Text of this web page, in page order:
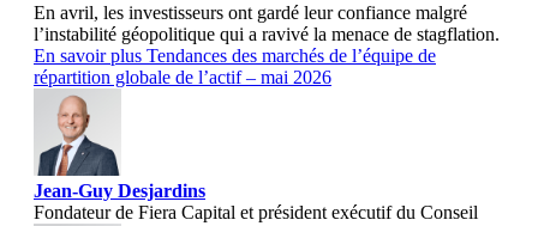
En avril, les investisseurs ont gardé leur confiance malgré
l’instabilité géopolitique qui a ravivé la menace de stagflation.
En savoir plus Tendances des marchés de l’équipe de
répartition globale de l’actif – mai 2026
Jean-Guy Desjardins
Fondateur de Fiera Capital et président exécutif du Conseil